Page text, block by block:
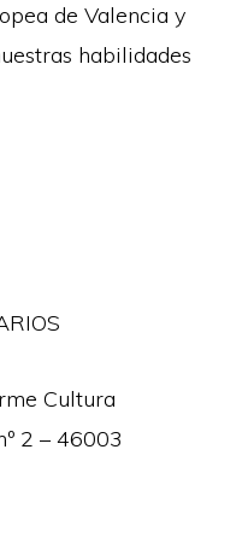
de Valencia y
habilidades
Cultura
2 – 46003